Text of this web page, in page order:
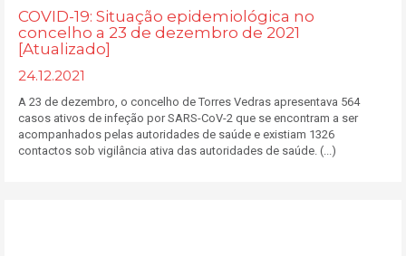
COVID-19: Situação epidemiológica no
concelho a 23 de dezembro de 2021
[Atualizado]
24.12.2021
A 23 de dezembro, o concelho de Torres Vedras apresentava 564
casos ativos de infeção por SARS-CoV-2 que se encontram a ser
acompanhados pelas autoridades de saúde e existiam 1326
contactos sob vigilância ativa das autoridades de saúde. (...)